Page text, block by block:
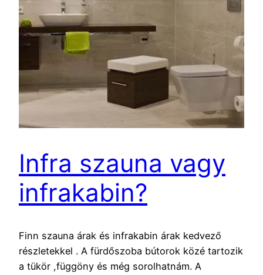
Infra szauna vagy
infrakabin?
Finn szauna árak és infrakabin árak kedvező
részletekkel . A fürdőszoba bútorok közé tartozik
a tükör ,függöny és még sorolhatnám. A